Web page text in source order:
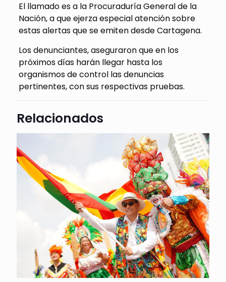
El llamado es a la Procuraduría General de la
Nación, a que ejerza especial atención sobre
estas alertas que se emiten desde Cartagena.
Los denunciantes, aseguraron que en los
próximos días harán llegar hasta los
organismos de control las denuncias
pertinentes, con sus respectivas pruebas.
Relacionados